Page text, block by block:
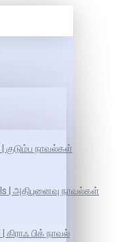
குடும்ப நாவல்கள்
| அதிபுனைவு நாவல்கள்
கிராஃ பிக் நாவல்